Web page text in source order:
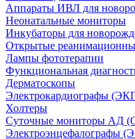
Аппараты ИВЛ для
Неонатальные мониторы
Инкубаторы для
Открытые
Лампы фототерапии
Функциональная
Дерматоскопы
Электрокардиографы
Холтеры
Суточные мониторы АД
Электроэнцефалографы